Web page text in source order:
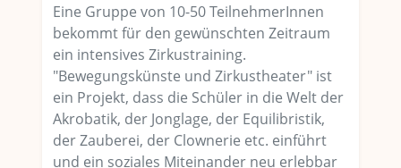
Eine Gruppe von 10-50 TeilnehmerInnen
bekommt für den gewünschten Zeitraum
ein intensives Zirkustraining.
"Bewegungskünste und Zirkustheater" ist
ein Projekt, dass die Schüler in die Welt der
Akrobatik, der Jonglage, der Equilibristik,
der Zauberei, der Clownerie etc. einführt
und ein soziales Miteinander neu erlebbar